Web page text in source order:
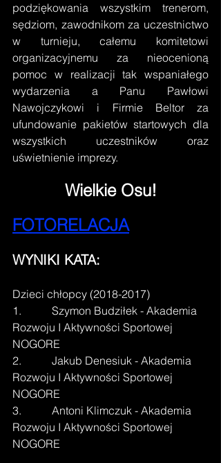
podziękowania wszystkim trenerom,
sędziom, zawodnikom za uczestnictwo
w turnieju, całemu komitetowi
organizacyjnemu za nieocenioną
pomoc w realizacji tak wspaniałego
wydarzenia a Panu Pawłowi
Nawojczykowi i Firmie Beltor za
ufundowanie pakietów startowych dla
wszystkich uczestników oraz
uświetnienie imprezy.
Wielkie Osu!
FOTORELACJA
WYNIKI KATA:
Dzieci chłopcy (2018-2017)
1.           Szymon Budziłek - Akademia
Rozwoju I Aktywności Sportowej
NOGORE
2.           Jakub Denesiuk - Akademia
Rozwoju I Aktywności Sportowej
NOGORE
3.           Antoni Klimczuk - Akademia
Rozwoju I Aktywności Sportowej
NOGORE